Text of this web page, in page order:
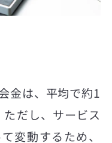
金は、平均で約1
だし、サービス
変動するため、